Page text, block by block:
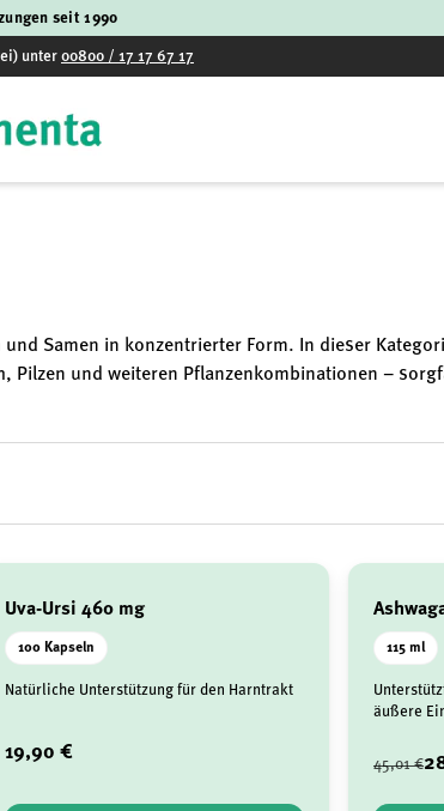
seit 1990
unter 00800 / 17 17 67 17
Samen in konzentrierter Form. In dieser
Pilzen und weiteren Pflanzenkombinationen –
Uva-Ursi 460 mg
100 Kapseln
Natürliche Unterstützung für den Harntrakt
19,90 €
115 ml
äußere
45,01 €